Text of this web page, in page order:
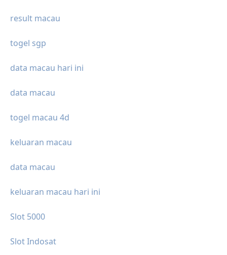
result macau
togel sgp
data macau hari ini
data macau
togel macau 4d
keluaran macau
data macau
keluaran macau hari ini
Slot 5000
Slot Indosat